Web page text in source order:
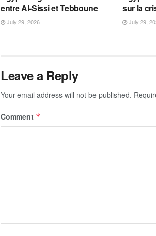
entre Al-Sissi et Tebboune
July 29, 2026
sur la
July 29,
Leave a Reply
Your email address will not be published.
Comment *